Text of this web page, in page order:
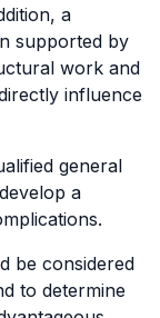
a
supported by
work and
influence
general
a
be considered
to determine